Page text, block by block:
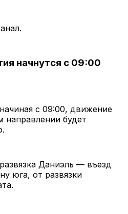
.
начнутся с 09:00
с 09:00, движение
будет
Даниэль — въезд
юга, от развязки